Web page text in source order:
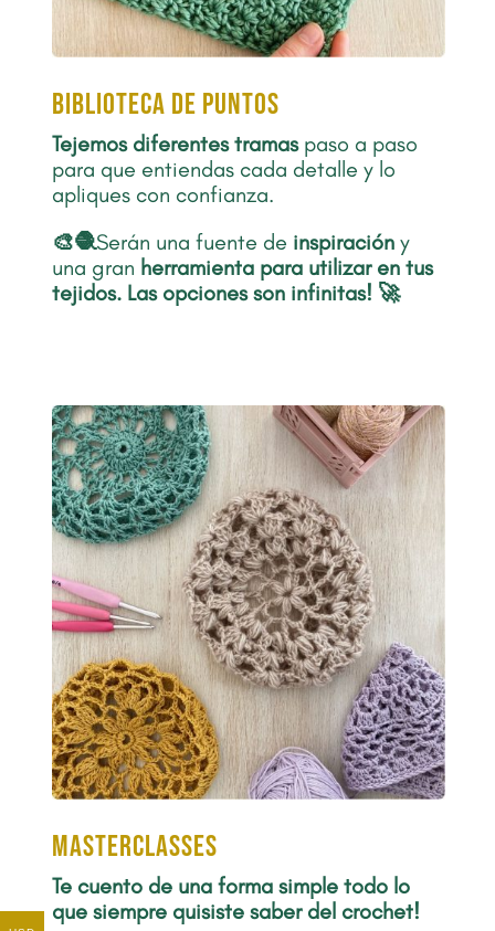
biblioteca de puntos
Tejemos diferentes tramas paso a paso
para que entiendas cada detalle y lo
apliques con confianza.
🎨🧶Serán una fuente de inspiracióny
una gran herramienta para utilizar en tus
tejidos. Las opciones son infinitas! 🚀
Masterclasses
Te cuento de una forma simple todo lo
que siempre quisiste saber del crochet!